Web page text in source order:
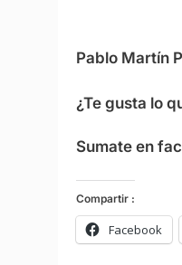
Pablo Martín
¿Te gusta lo
Sumate en
Compartir :
Facebook